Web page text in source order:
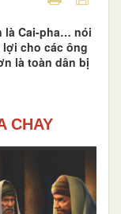
là Cai-pha… nói
cho các ông
là toàn dân bị
CHAY